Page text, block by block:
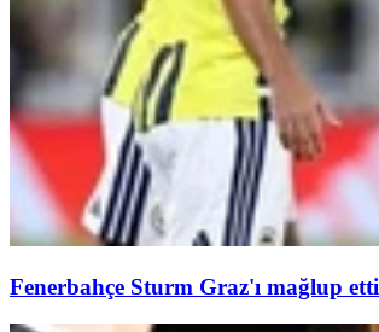
Fenerbahçe Sturm Graz'ı mağlup etti